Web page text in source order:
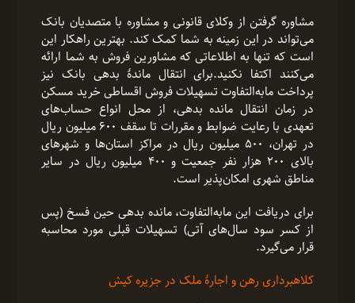
مشاوره گرفتن از وکلای قانونی و مشاوره با متصدیان بانک
می‌تواند در این زمینه به شما کمک کند. بهترین راهکار این
است که تنها به اطلاعاتی که مشاورین فروش به شما ارائه
می‌کنند اکتفا نکنید.برای انتقال ماندۀ بدهی بانک نیز
پرداخت ما‌به‌التفاوت تسهیلات فروش اقساطی خرید مسکن
در زمان انتقال مانده بدهی، از محل انواع حساب‌های
تعهدی با رعایت ضوابط و مقررات تا سقف ۶۰۰ میلیون ریال
در تهران، ۵۰۰ میلیون ریال در مراکز استان‌ها و شهرهای
بالای ۲۰۰ هزار نفر جمعیت و ۴۰۰ میلیون ریال در سایر
مناطق شهری امکان‌پذیر است.
برای دریافت این مابه‌التفاوت، مانده بدهی حین فسخ (پس
از کسر سود سال‌های آتی) تسهیلات قبلی مورد محاسبه
قرار می‌گیرد.
کلاهبرداری رهن و اجارۀ ملک در جزیره کیش